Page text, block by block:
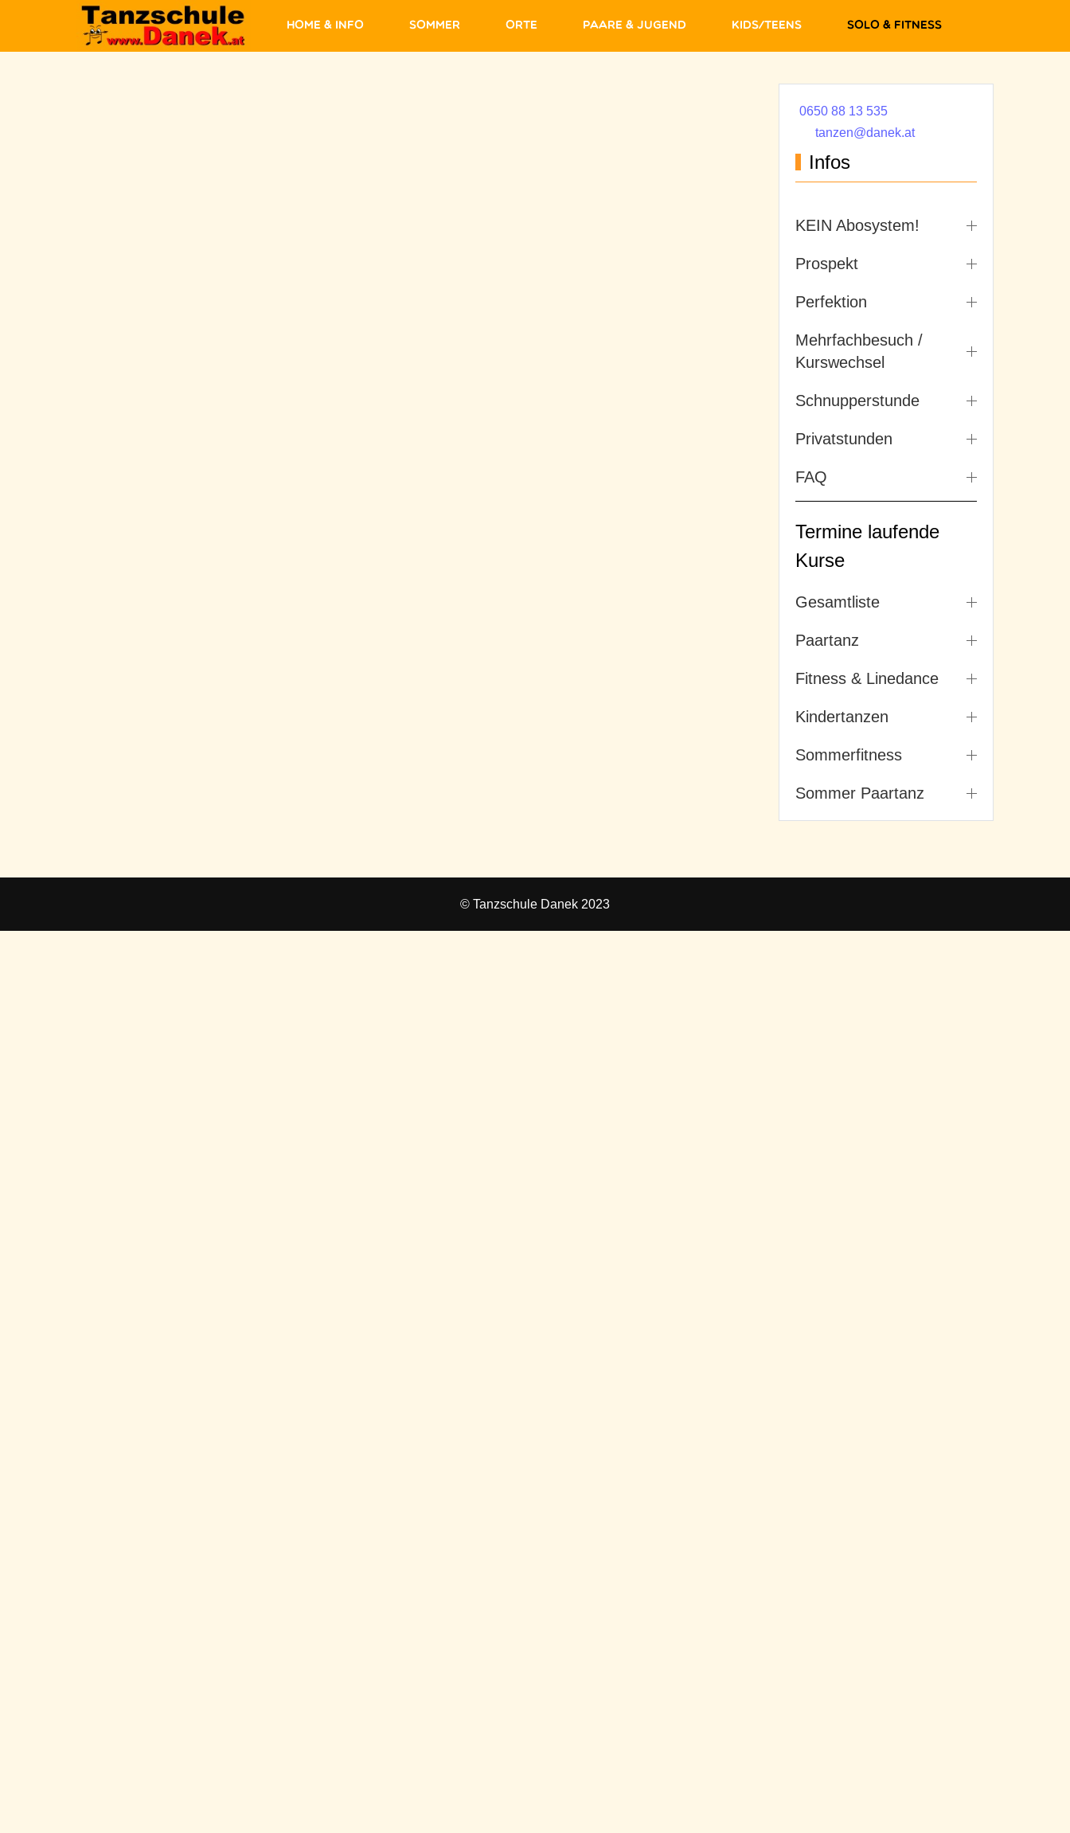
Home & Info Sommer Orte Paare & Jugend Kids/Teens Solo & Fitness
0650 88 13 535
tanzen@danek.at
Infos
KEIN Abosystem!
Prospekt
Perfektion
Mehrfachbesuch /
Kurswechsel
Schnupperstunde
Privatstunden
FAQ
Termine laufende
Kurse
Gesamtliste
Paartanz
Fitness & Linedance
Kindertanzen
Sommerfitness
Sommer Paartanz
© Tanzschule Danek 2023